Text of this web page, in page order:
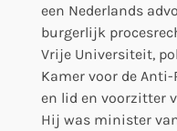
een Nederlands
burgerlijk
Vrije Universiteit,
Kamer voor de
en lid en voorzitter
Hij was minister